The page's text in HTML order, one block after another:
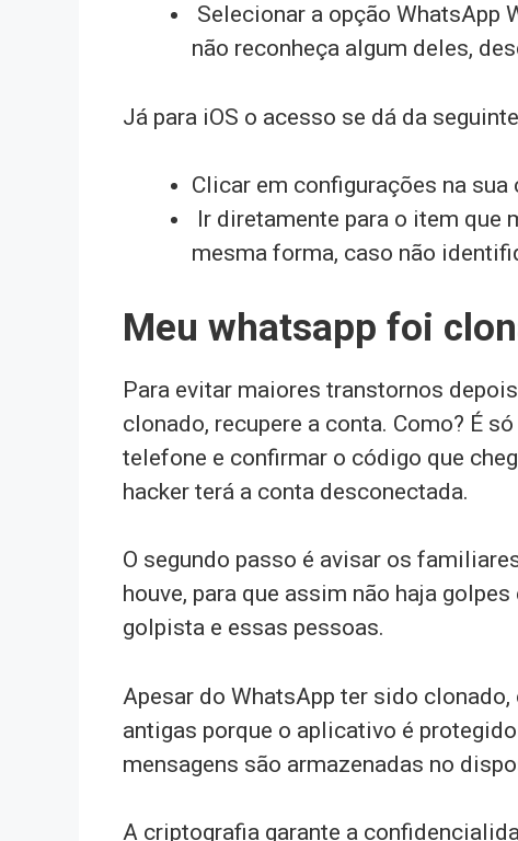
Selecionar a opção WhatsApp
não reconheça algum deles,
Já para iOS o acesso se dá da
Clicar em configurações na sua
Ir diretamente para o item que
mesma forma, caso não
Meu whatsapp foi
Para evitar maiores transtornos
clonado, recupere a conta. Como? É
telefone e confirmar o código que
hacker terá a conta desconectada.
O segundo passo é avisar os
houve, para que assim não haja
golpista e essas pessoas.
Apesar do WhatsApp ter sido
antigas porque o aplicativo é
mensagens são armazenadas no
A criptografia garante a